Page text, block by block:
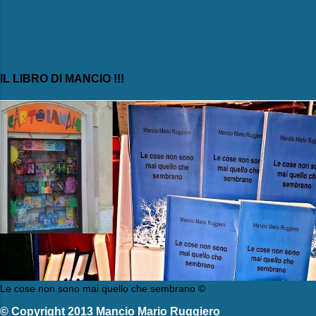
IL LIBRO DI MANCIO !!!
Le cose non sono mai quello che sembrano ©
© Copyright 2013 Mancio Mario Ruggiero